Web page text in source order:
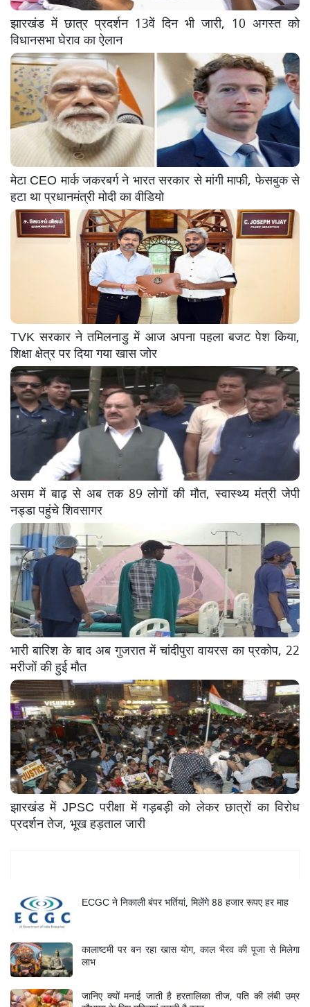
झारखंड में छात्र प्रदर्शन 13वें दिन भी जारी, 10 अगस्त को
विधानसभा घेराव का ऐलान
मेटा CEO मार्क जकरबर्ग ने भारत सरकार से मांगी माफी, फेसबुक से
हटा था प्रधानमंत्री मोदी का वीडियो
TVK सरकार ने तमिलनाडु में आज अपना पहला बजट पेश किया,
शिक्षा क्षेत्र पर दिया गया खास जोर
असम में बाढ़ से अब तक 89 लोगों की मौत, स्वास्थ्य मंत्री जेपी
नड्डा पहुंचे शिवसागर
भारी बारिश के बाद अब गुजरात में चांदीपुरा वायरस का प्रकोप, 22
मरीजों की हुई मौत
झारखंड में JPSC परीक्षा में गड़बड़ी को लेकर छात्रों का विरोध
प्रदर्शन तेज, भूख हड़ताल जारी
ECGC ने निकाली बंपर भर्तियां, मिलेंगे 88 हजार रूपए हर माह
कालाष्टमी पर बन रहा खास योग, काल भैरव की पूजा से मिलेगा
लाभ
जानिए क्यों मनाई जाती है हरतालिका तीज, पति की लंबी उम्र